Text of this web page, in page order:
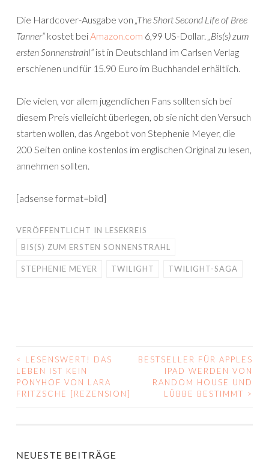
Die Hardcover-Ausgabe von „The Short Second Life of Bree
Tanner“ kostet beiAmazon.com 6,99 US-Dollar. „Bis(s) zum
ersten Sonnenstrahl“ ist in Deutschland im Carlsen Verlag
erschienen und für 15.90 Euro im Buchhandel erhältlich.
Die vielen, vor allem jugendlichen Fans sollten sich bei
diesem Preis vielleicht überlegen, ob sie nicht den Versuch
starten wollen, das Angebot von Stephenie Meyer, die
200 Seiten online kostenlos im englischen Original zu lesen,
annehmen sollten.
[adsense format=bild]
VERÖFFENTLICHT IN LESEKREIS
BIS(S) ZUM ERSTEN SONNENSTRAHL
STEPHENIE MEYER TWILIGHT TWILIGHT-SAGA
BEITRAGS-
NAVIGATION
<
LESENSWERT! DAS
LEBEN IST KEIN
PONYHOF VON LARA
FRITZSCHE [REZENSION]
BESTSELLER FÜR APPLES
IPAD WERDEN VON
RANDOM HOUSE UND
LÜBBE BESTIMMT >
NEUESTE BEITRÄGE